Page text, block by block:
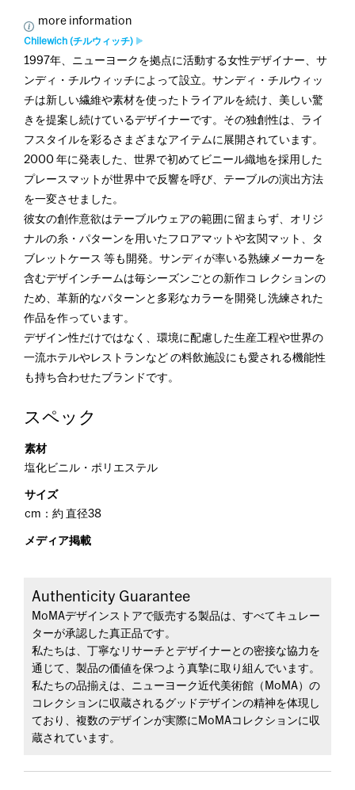
more information
Chilewich (チルウィッチ)
1997年、ニューヨークを拠点に活動する女性デザイナー、サ
ンディ・チルウィッチによって設立。サンディ・チルウィッ
チは新しい繊維や素材を使ったトライアルを続け、美しい驚
きを提案し続けているデザイナーです。その独創性は、ライ
フスタイルを彩るさまざまなアイテムに展開されています。
2000 年に発表した、世界で初めてビニール織地を採用した
プレースマットが世界中で反響を呼び、テーブルの演出方法
を一変させました。
彼女の創作意欲はテーブルウェアの範囲に留まらず、オリジ
ナルの糸・パターンを用いたフロアマットや玄関マット、タ
ブレットケース 等も開発。サンディが率いる熟練メーカーを
含むデザインチームは毎シーズンごとの新作コ レクションの
ため、革新的なパターンと多彩なカラーを開発し洗練された
作品を作っています。
デザイン性だけではなく、環境に配慮した生産工程や世界の
一流ホテルやレストランなど の料飲施設にも愛される機能性
も持ち合わせたブランドです。
スペック
素材
塩化ビニル・ポリエステル
サイズ
cm：約 直径38
メディア掲載
Authenticity Guarantee
MoMAデザインストアで販売する製品は、すべてキュレー
ターが承認した真正品です。
私たちは、丁寧なリサーチとデザイナーとの密接な協力を
通じて、製品の価値を保つよう真摯に取り組んでいます。
私たちの品揃えは、ニューヨーク近代美術館（MoMA）の
コレクションに収蔵されるグッドデザインの精神を体現し
ており、複数のデザインが実際にMoMAコレクションに収
蔵されています。